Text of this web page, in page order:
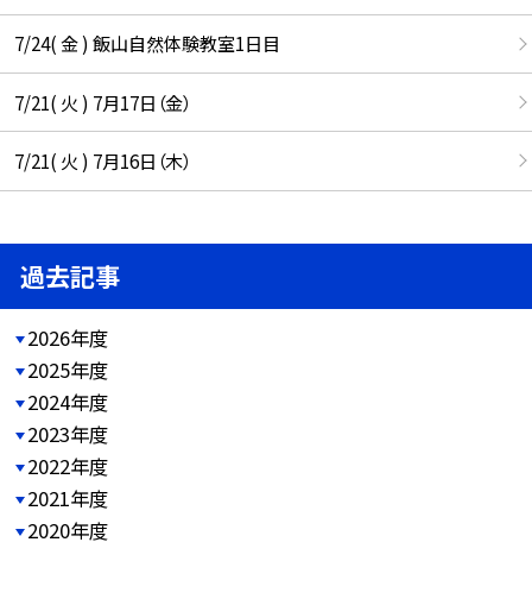
7/24( 金 ) 飯山自然体験教室1日目
7/21( 火 ) 7月17日（金）
7/21( 火 ) 7月16日（木）
過去記事
2026年度
2025年度
2024年度
2023年度
2022年度
2021年度
2020年度